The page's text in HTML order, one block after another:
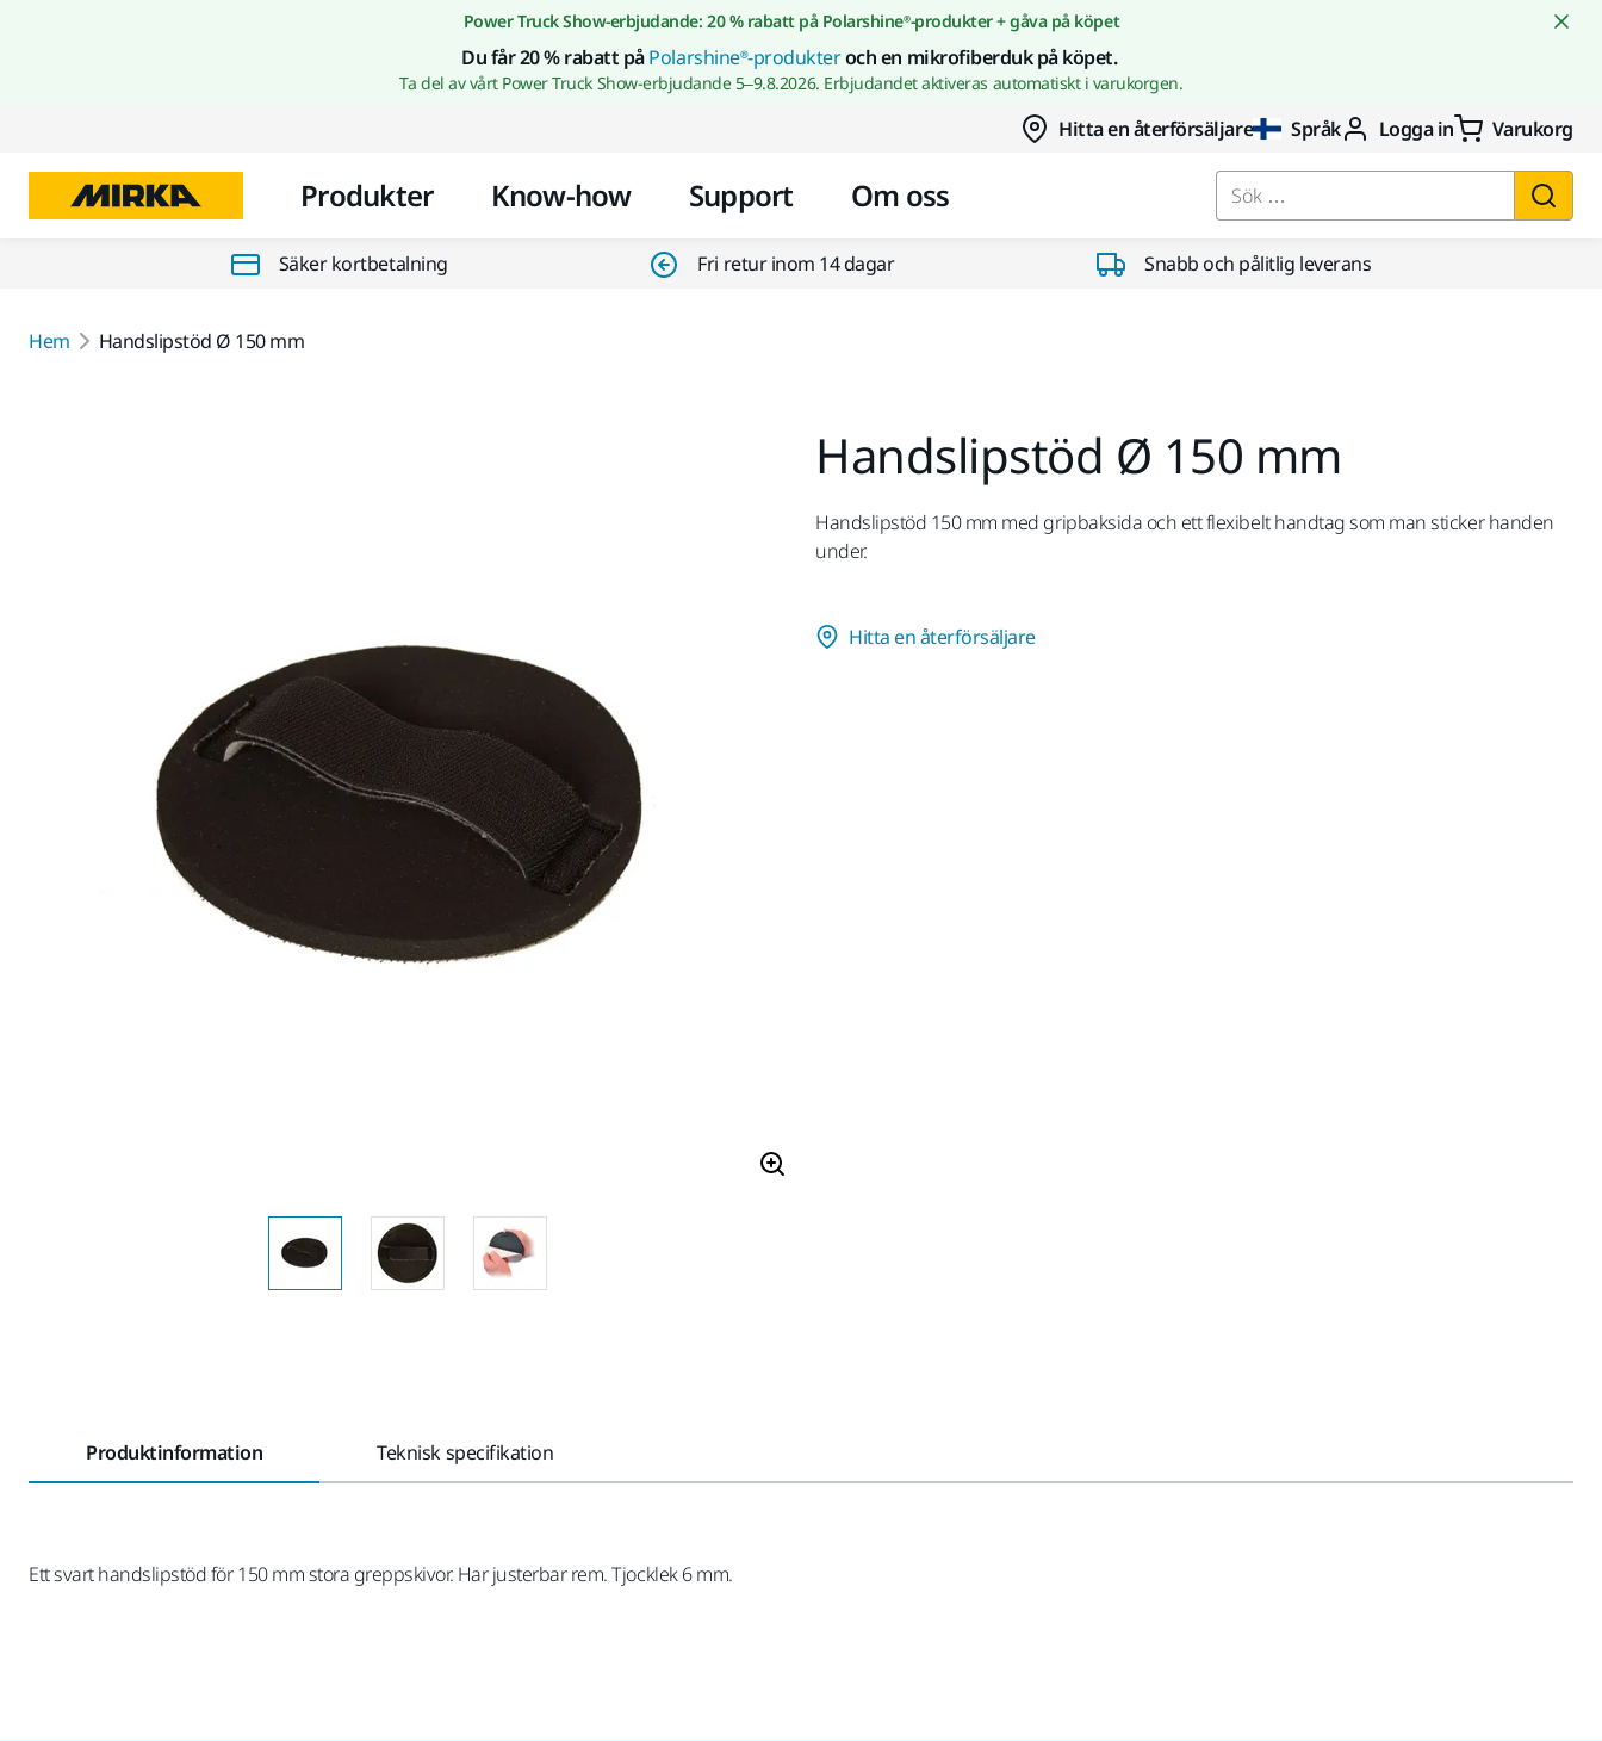
Gå till innehållet
Power Truck Show-erbjudande: 20 % rabatt på Polarshine®-produkter + gåva på köpet
Du får 20 % rabatt påPolarshine®-produkteroch en mikrofiberduk på köpet.
Ta del av vårt Power Truck Show-erbjudande 5–9.8.2026. Erbjudandet aktiveras automatiskt i varukorgen.
Hitta en återförsäljare Språk Logga in Varukorg
Produkter Know-how Support Om oss Sök …
Säker kortbetalning Fri retur inom 14 dagar Snabb och pålitlig leverans
Hem Handslipstöd Ø 150 mm
Handslipstöd Ø 150 mm
Handslipstöd 150 mm med gripbaksida och ett flexibelt handtag som man sticker handen
under.
Hitta en återförsäljare
Produktinformation Teknisk specifikation
Ett svart handslipstöd för 150 mm stora greppskivor. Har justerbar rem. Tjocklek 6 mm.